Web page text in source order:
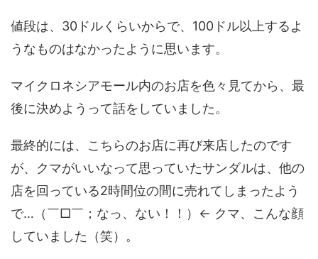
値段は、30ドルくらいからで、100ドル以上するよ
うなものはなかったように思います。
マイクロネシアモール内のお店を色々見てから、最
後に決めようって話をしていました。
最終的には、こちらのお店に再び来店したのです
が、クマがいいなって思っていたサンダルは、他の
店を回っている2時間位の間に売れてしまったよう
で…（￣□￣；なっ、ない！！）← クマ、こんな顔
していました（笑）。